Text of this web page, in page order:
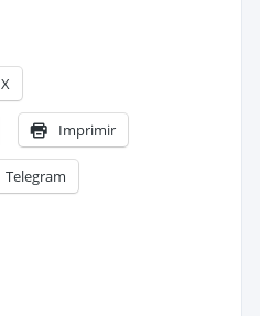
X
Imprimir
Telegram